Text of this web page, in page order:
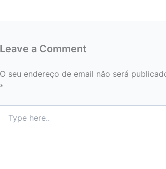
Leave a Comment
O seu endereço de email não será
*
here..